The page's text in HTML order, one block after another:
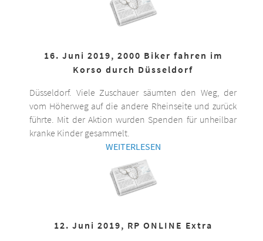
16. Juni 2019, 2000 Biker fahren im
Korso durch Düsseldorf
Düsseldorf. Viele Zuschauer säumten den Weg, der
vom Höherweg auf die andere Rheinseite und zurück
führte. Mit der Aktion wurden Spenden für unheilbar
kranke Kinder gesammelt.
WEITERLESEN
12. Juni 2019, RP ONLINE Extra